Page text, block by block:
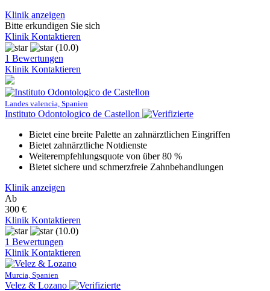
Klinik anzeigen
Bitte erkundigen Sie sich
Klinik Kontaktieren
(10.0)
1 Bewertungen
Klinik Kontaktieren
Landes valencia, Spanien
Instituto Odontologico de Castellon
Bietet eine breite Palette an zahnärztlichen Eingriffen
Bietet zahnärztliche Notdienste
Weiterempfehlungsquote von über 80 %
Bietet sichere und schmerzfreie Zahnbehandlungen
Klinik anzeigen
Ab
300 €
Klinik Kontaktieren
(10.0)
1 Bewertungen
Klinik Kontaktieren
Murcia, Spanien
Velez & Lozano